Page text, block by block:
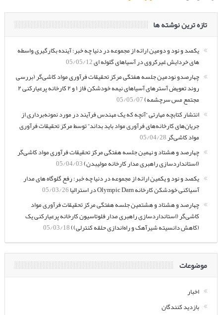
تازه ترین نوشته ها
یکصد و نود و دومین ارائه از مجموعه در دنیا چه خبر: آینده بکارگیری واسطه
های خردایش غیرکروی در آسیاهای گلوله ای05/05/12
چهارصدو نودمین جلسه هفتگی مرکز تحقیقات فرآوری مواد کاشی‌گر (بررسی
روند تعویض آسترهای آسیاهای نیمه خودشکن فاز ۱ و ۲ کارخانه پرعیارکنی ۲
مجتمع مس سرچشمه)05/05/07
انتشار کتابچه مهارتی “آنچه که یک مهندس فرآیند در مورد نمونه‌برداری از
جریان‌های کارخانه‌های فرآوری مواد باید بداند” توسط مرکز تحقیقات فرآوری
مواد کاشی‌گر05/04/28
چهارصد و هشتاد و نهمین جلسه هفتگی مرکز تحقیقات فرآوری مواد کاشی‌گر
(استانداردسازی راهبری مدار کارخانه مولیبدن)05/04/03
یکصد و نود و یکمین ارائه از مجموعه در دنیا چه خبر: رفع گلوگاه های مدار
آسیاکنی خودشکن کارخانه Olympic Dam در استرالیا
05/03/26
چهارصد و هشتاد و هشتمین جلسه هفتگی مرکز تحقیقات فرآوری مواد
کاشی‌گر (استانداردسازی راهبری مدار فلوتاسیون کارخانه پرعیارکنی یک
(کاهش دانسیته شیرآهک و راه‌اندازی حلقه کنترلی))05/03/18
موضوعات
اخبار
بازدید کنندگان